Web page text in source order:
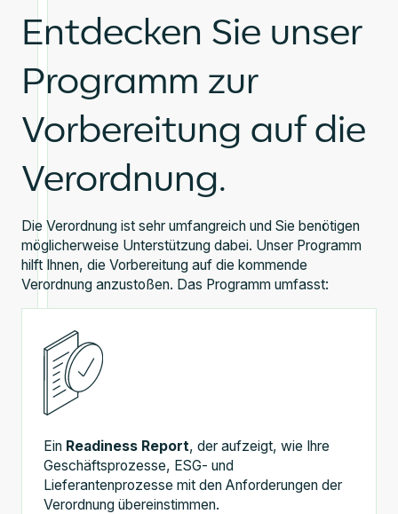
Entdecken Sie unser
Programm zur
Vorbereitung auf die
Verordnung.
Die Verordnung ist sehr umfangreich und Sie benötigen
möglicherweise Unterstützung dabei. Unser Programm
hilft Ihnen, die Vorbereitung auf die kommende
Verordnung anzustoßen. Das Programm umfasst:
Ein Readiness Report, der aufzeigt, wie Ihre
Geschäftsprozesse, ESG- und
Lieferantenprozesse mit den Anforderungen der
Verordnung übereinstimmen.